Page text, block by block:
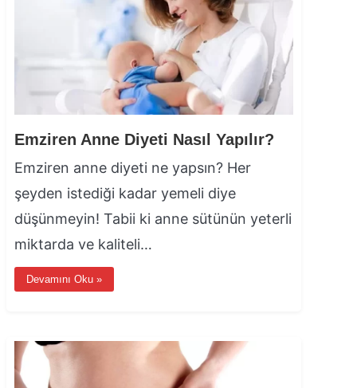
Emziren Anne Diyeti Nasıl Yapılır?
Emziren anne diyeti ne yapsın? Her
şeyden istediği kadar yemeli diye
düşünmeyin! Tabii ki anne sütünün yeterli
miktarda ve kaliteli…
Devamını Oku »